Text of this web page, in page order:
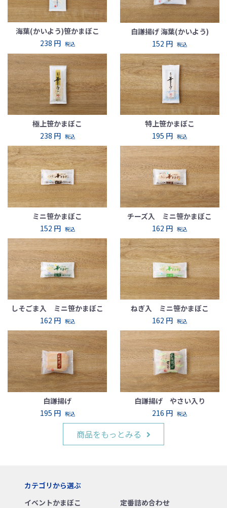
海葉(かいよう)笹かまぼこ
238 円 税込
白謙揚げ 海葉(かいよう)
152 円 税込
極上笹かまぼこ
238 円 税込
特上笹かまぼこ
195 円 税込
ミニ笹かまぼこ
152 円 税込
チーズ入 ミニ笹かまぼこ
162 円 税込
しそごま入 ミニ笹かまぼこ
162 円 税込
ねぎ入 ミニ笹かまぼこ
162 円 税込
白謙揚げ
195 円 税込
白謙揚げ やさい入り
216 円 税込
商品をもっとみる
カテゴリから選ぶ
イベントかまぼこ
定番詰め合わせ